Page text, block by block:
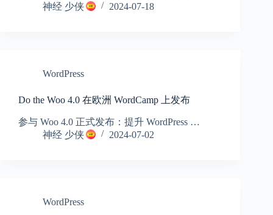
神经 少侠
2024-07-18
WordPress
Do the Woo 4.0 在欧洲 WordCamp 上发布
参与 Woo 4.0 正式发布：提升 WordPress …
神经 少侠
2024-07-02
WordPress